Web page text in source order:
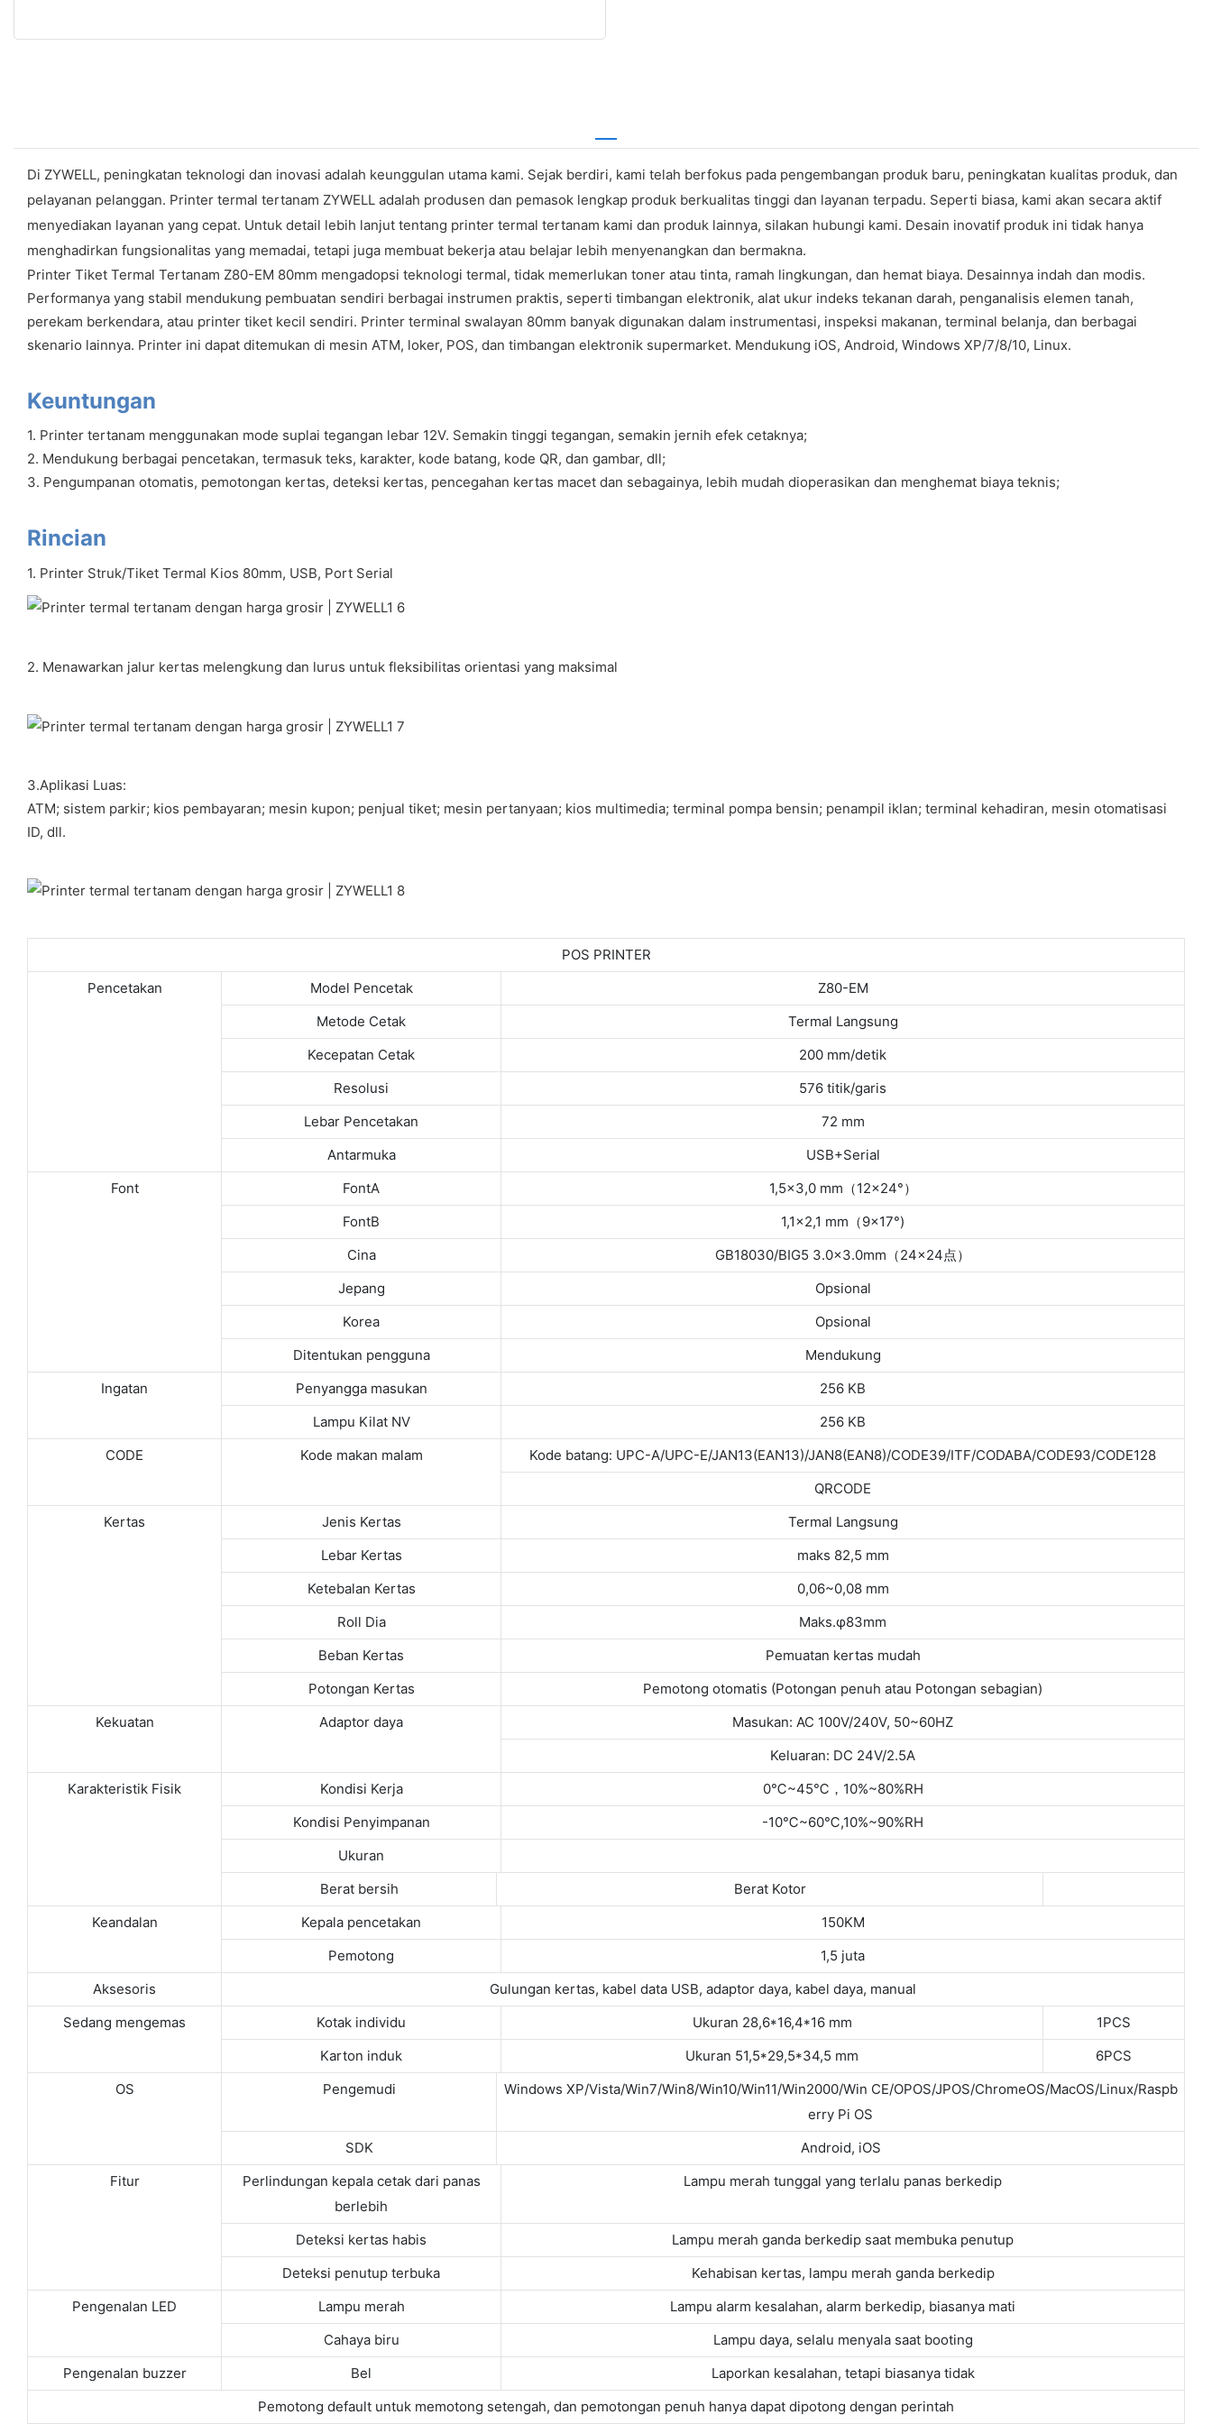
Di ZYWELL, peningkatan teknologi dan inovasi adalah keunggulan utama kami. Sejak berdiri, kami telah berfokus pada pengembangan produk baru, peningkatan kualitas produk, dan
pelayanan pelanggan. Printer termal tertanam ZYWELL adalah produsen dan pemasok lengkap produk berkualitas tinggi dan layanan terpadu. Seperti biasa, kami akan secara aktif
menyediakan layanan yang cepat. Untuk detail lebih lanjut tentang printer termal tertanam kami dan produk lainnya, silakan hubungi kami. Desain inovatif produk ini tidak hanya
menghadirkan fungsionalitas yang memadai, tetapi juga membuat bekerja atau belajar lebih menyenangkan dan bermakna.
Printer Tiket Termal Tertanam Z80-EM 80mm mengadopsi teknologi termal, tidak memerlukan toner atau tinta, ramah lingkungan, dan hemat biaya. Desainnya indah dan modis.
Performanya yang stabil mendukung pembuatan sendiri berbagai instrumen praktis, seperti timbangan elektronik, alat ukur indeks tekanan darah, penganalisis elemen tanah,
perekam berkendara, atau printer tiket kecil sendiri. Printer terminal swalayan 80mm banyak digunakan dalam instrumentasi, inspeksi makanan, terminal belanja, dan berbagai
skenario lainnya. Printer ini dapat ditemukan di mesin ATM, loker, POS, dan timbangan elektronik supermarket. Mendukung iOS, Android, Windows XP/7/8/10, Linux.
Keuntungan
1. Printer tertanam menggunakan mode suplai tegangan lebar 12V. Semakin tinggi tegangan, semakin jernih efek cetaknya;
2. Mendukung berbagai pencetakan, termasuk teks, karakter, kode batang, kode QR, dan gambar, dll;
3. Pengumpanan otomatis, pemotongan kertas, deteksi kertas, pencegahan kertas macet dan sebagainya, lebih mudah dioperasikan dan menghemat biaya teknis;
Rincian
1. Printer Struk/Tiket Termal Kios 80mm, USB, Port Serial
2. Menawarkan jalur kertas melengkung dan lurus untuk fleksibilitas orientasi yang maksimal
3.Aplikasi Luas:
ATM; sistem parkir; kios pembayaran; mesin kupon; penjual tiket; mesin pertanyaan; kios multimedia; terminal pompa bensin; penampil iklan; terminal kehadiran, mesin otomatisasi
ID, dll.
POS PRINTER
Pencetakan
Model Pencetak
Z80-EM
Metode Cetak
Termal Langsung
Kecepatan Cetak
200 mm/detik
Resolusi
576 titik/garis
Lebar Pencetakan
72 mm
Antarmuka
USB+Serial
Font
FontA
1,5×3,0 mm（12×24°）
FontB
1,1×2,1 mm（9×17°)
Cina
GB18030/BIG5 3.0×3.0mm（24×24点）
Jepang
Opsional
Korea
Opsional
Ditentukan pengguna
Mendukung
Ingatan
Penyangga masukan
256 KB
Lampu Kilat NV
256 KB
CODE
Kode makan malam
Kode batang: UPC-A/UPC-E/JAN13(EAN13)/JAN8(EAN8)/CODE39/ITF/CODABA/CODE93/CODE128
QRCODE
Kertas
Jenis Kertas
Termal Langsung
Lebar Kertas
maks 82,5 mm
Ketebalan Kertas
0,06~0,08 mm
Roll Dia
Maks.φ83mm
Beban Kertas
Pemuatan kertas mudah
Potongan Kertas
Pemotong otomatis (Potongan penuh atau Potongan sebagian)
Kekuatan
Adaptor daya
Masukan: AC 100V/240V, 50~60HZ
Keluaran: DC 24V/2.5A
Karakteristik Fisik
Kondisi Kerja
0℃~45℃，10%~80%RH
Kondisi Penyimpanan
-10℃~60℃,10%~90%RH
Ukuran
Berat bersih
Berat Kotor
Keandalan
Kepala pencetakan
150KM
Pemotong
1,5 juta
Aksesoris
Gulungan kertas, kabel data USB, adaptor daya, kabel daya, manual
Sedang mengemas
Kotak individu Ukuran 28,6*16,4*16 mm
1PCS
Karton induk
Ukuran 51,5*29,5*34,5 mm
6PCS
OS
Pengemudi
Windows XP/Vista/Win7/Win8/Win10/Win11/Win2000/Win CE/OPOS/JPOS/ChromeOS/MacOS/Linux/Raspb
erry Pi OS
SDK
Android, iOS
Fitur
Perlindungan kepala cetak dari panas
berlebih
Lampu merah tunggal yang terlalu panas berkedip
Deteksi kertas habis
Lampu merah ganda berkedip saat membuka penutup
Deteksi penutup terbuka
Kehabisan kertas, lampu merah ganda berkedip
Pengenalan LED
Lampu merah
Lampu alarm kesalahan, alarm berkedip, biasanya mati
Cahaya biru
Lampu daya, selalu menyala saat booting
Pengenalan buzzer
Bel
Laporkan kesalahan, tetapi biasanya tidak
Pemotong default untuk memotong setengah, dan pemotongan penuh hanya dapat dipotong dengan perintah